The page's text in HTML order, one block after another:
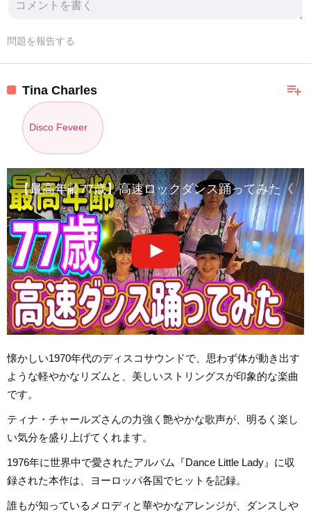
問題を報告する
playlist_add
Tina Charles
Disco Feveer
【最高年齢77歳】高速ロックダンス踊ってみた《
懐かしい1970年代のディスコサウンドで、思わず体が動き出す
ような軽やかなリズムと、美しいストリングスが印象的な楽曲
です。
ティナ・チャールズさんの力強く艶やかな歌声が、明るく楽し
い気分を盛り上げてくれます。
1976年に世界中で愛されたアルバム『Dance Little Lady』に収
録された本作は、ヨーロッパ各国でヒットを記録。
誰もが知っているメロディと華やかなアレンジが、ダンスしや